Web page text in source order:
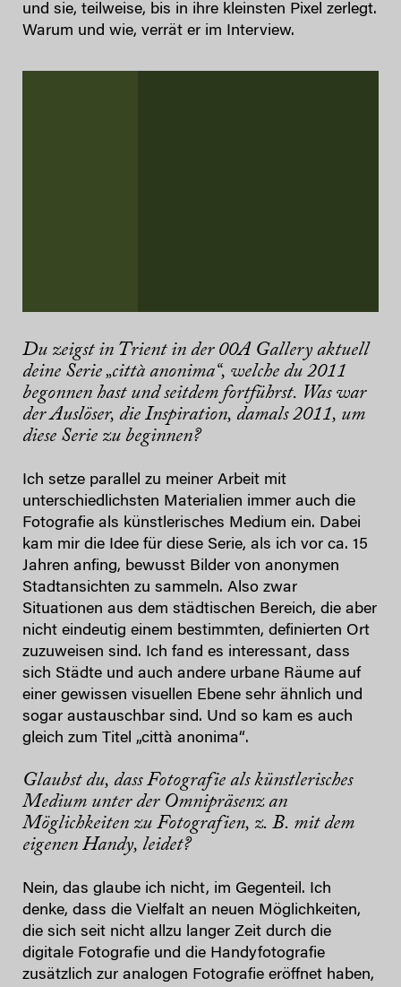
und sie, teilweise, bis in ihre kleinsten Pixel zerlegt.
Warum und wie, verrät er im Interview.
Du zeigst in Trient in der 00A Gallery aktuell
deine Serie „città anonima“, welche du 2011
begonnen hast und seitdem fortführst. Was war
der Auslöser, die Inspiration, damals 2011, um
diese Serie zu beginnen?
Ich setze parallel zu meiner Arbeit mit
unterschiedlichsten Materialien immer auch die
Fotografie als künstlerisches Medium ein. Dabei
kam mir die Idee für diese Serie, als ich vor ca. 15
Jahren anfing, bewusst Bilder von anonymen
Stadtansichten zu sammeln. Also zwar
Situationen aus dem städtischen Bereich, die aber
nicht eindeutig einem bestimmten, definierten Ort
zuzuweisen sind. Ich fand es interessant, dass
sich Städte und auch andere urbane Räume auf
einer gewissen visuellen Ebene sehr ähnlich und
sogar austauschbar sind. Und so kam es auch
gleich zum Titel „città anonima“.
Glaubst du, dass Fotografie als künstlerisches
Medium unter der Omnipräsenz an
Möglichkeiten zu Fotografien, z. B. mit dem
eigenen Handy, leidet?
Nein, das glaube ich nicht, im Gegenteil. Ich
denke, dass die Vielfalt an neuen Möglichkeiten,
die sich seit nicht allzu langer Zeit durch die
digitale Fotografie und die Handyfotografie
zusätzlich zur analogen Fotografie eröffnet haben,